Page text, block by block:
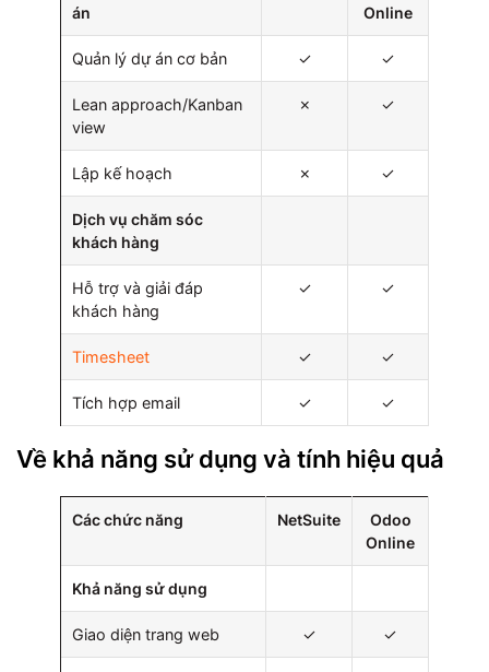
án
Online
Quản lý dự án cơ bản ✓ ✓
Lean approach/Kanban
view
✗ ✓
Lập kế hoạch ✗ ✓
Dịch vụ chăm sóc
khách hàng
Hỗ trợ và giải đáp
khách hàng
✓ ✓
Timesheet ✓ ✓
Tích hợp email ✓ ✓
Về khả năng sử dụng và tính hiệu quả
Các chức năng NetSuite
Odoo
Online
Khả năng sử dụng
Giao diện trang web ✓ ✓